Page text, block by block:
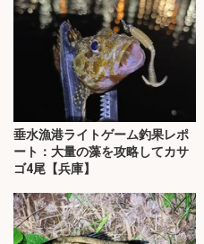
垂水漁港ライトゲーム釣果レポ
ート：大量の藻を攻略してカサ
ゴ4尾【兵庫】